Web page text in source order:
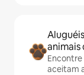
animais
aceitam